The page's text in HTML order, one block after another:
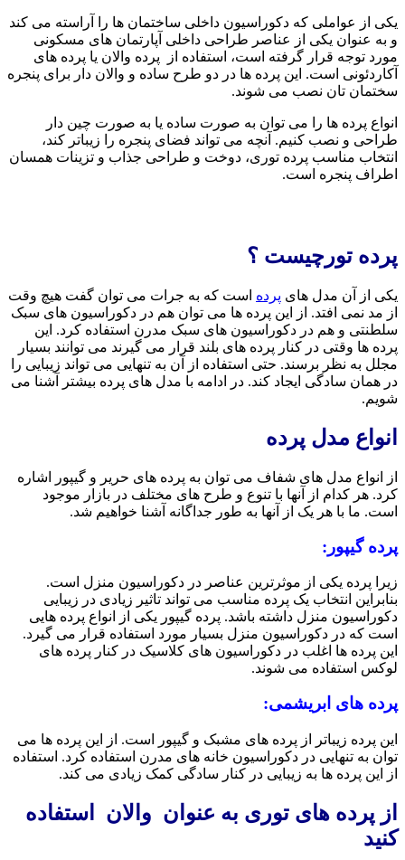
یکی از عواملی که دکوراسیون داخلی ساختمان ها را آراسته می کند
و به عنوان یکی از عناصر طراحی داخلی آپارتمان های مسکونی
مورد توجه قرار گرفته است، استفاده از پرده والان یا پرده های
آکاردئونی است. این پرده ها در دو طرح ساده و والان دار برای پنجره
سختمان تان نصب می شوند.
انواع پرده ها را می توان به صورت ساده یا به صورت چین دار
طراحی و نصب کنیم. آنچه می تواند فضای پنجره را زیباتر کند،
انتخاب مناسب پرده توری، دوخت و طراحی جذاب و تزینات همسان
اطراف پنجره است.
پرده تورچیست ؟
یکی از آن مدل های پرده است که به جرات می توان گفت هیچ وقت
از مد نمی افتد. از این پرده ها می توان هم در دکوراسیون های سبک
سلطنتی و هم در دکوراسیون های سبک مدرن استفاده کرد. این
پرده ها وقتی در کنار پرده های بلند قرار می گیرند می توانند بسیار
مجلل به نظر برسند. حتی استفاده از آن به تنهایی می تواند زیبایی را
در همان سادگی ایجاد کند. در ادامه با مدل های پرده بیشتر آشنا می
شویم.
انواع مدل پرده
از انواع مدل های شفاف می توان به پرده های حریر و گیپور اشاره
کرد. هر کدام از آنها با تنوع و طرح های مختلف در بازار موجود
است. ما با هر یک از آنها به طور جداگانه آشنا خواهیم شد.
پرده گیپور:
زیرا پرده یکی از موثرترین عناصر در دکوراسیون منزل است.
بنابراین انتخاب یک پرده مناسب می تواند تاثیر زیادی در زیبایی
دکوراسیون منزل داشته باشد. پرده گیپور یکی از انواع پرده هایی
است که در دکوراسیون منزل بسیار مورد استفاده قرار می گیرد.
این پرده ها اغلب در دکوراسیون های کلاسیک در کنار پرده های
لوکس استفاده می شوند.
پرده های ابریشمی:
این پرده زیباتر از پرده های مشبک و گیپور است. از این پرده ها می
توان به تنهایی در دکوراسیون خانه های مدرن استفاده کرد. استفاده
از این پرده ها به زیبایی در کنار سادگی کمک زیادی می کند.
از پرده های توری به عنوان والان استفاده
کنید